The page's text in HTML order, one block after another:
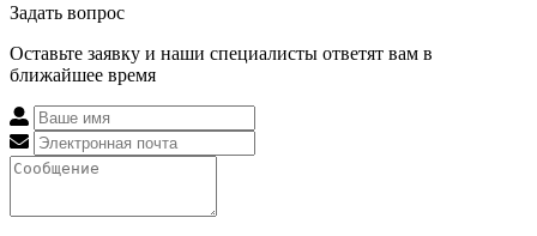
Задать вопрос
Оставьте заявку и наши специалисты ответят вам в
ближайшее время